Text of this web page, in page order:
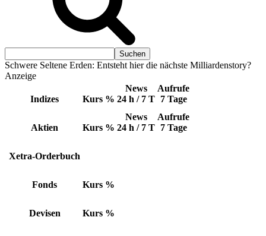
Schwere Seltene Erden: Entsteht hier die nächste Milliardenstory?
Anzeige
Indizes Kurs %
News
24 h / 7 T
Aufrufe
7 Tage
Aktien Kurs %
News
24 h / 7 T
Aufrufe
7 Tage
Xetra-Orderbuch
Fonds Kurs %
Devisen Kurs %